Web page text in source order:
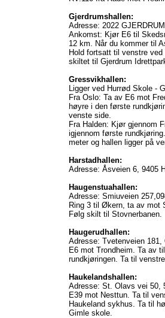
Gjerdrumshallen:
Adresse: 2022 GJERDRUM
Ankomst: Kjør E6 til
12 km. Når du kommer til
Hold fortsatt til venstre
skiltet til Gjerdrum
Gressvikhallen:
Ligger ved Hurrød Skole -
Fra Oslo: Ta av E6 mot
høyre i den første
venste side.
Fra Halden: Kjør gjennom
igjennom første
meter og hallen ligger på
Harstadhallen:
Adresse: Åsveien 6, 9405
Haugenstuahallen:
Adresse: Smiuveien
Ring 3 til Økern, ta av mot
Følg skilt til Stovnerbanen.
Haugerudhallen:
Adresse: Tvetenveien 181,
E6 mot Trondheim. Ta av
rundkjøringen. Ta til
Haukelandshallen:
Adresse: St. Olavs vei 50,
E39 mot Nesttun. Ta til
Haukeland sykhus. Ta til
Gimle skole.